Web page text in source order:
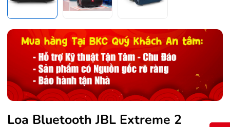
Loa Bluetooth JBL Extreme 2